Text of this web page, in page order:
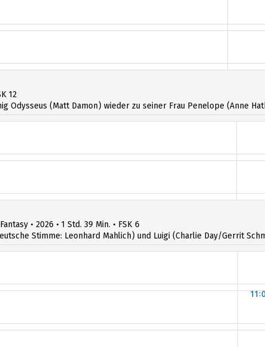
12
Odysseus (Matt Damon) wieder zu seiner Frau Penelope (Anne
• 2026 • 1 Std. 39 Min. • FSK 6
Stimme: Leonhard Mahlich) und Luigi (Charlie Day/Gerrit